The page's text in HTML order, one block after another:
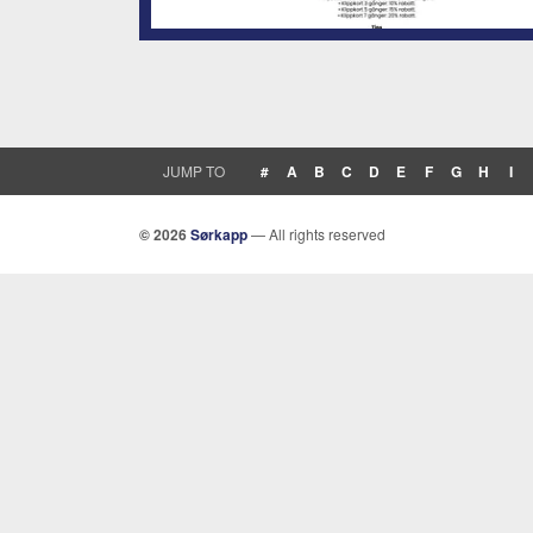
JUMP TO # A B C D E F G H I
© 2026Sørkapp— All rights reserved